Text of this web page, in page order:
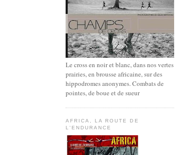
Le cross en noir et blanc, dans nos vertes
prairies, en brousse africaine, sur des
hippodromes anonymes. Combats de
pointes, de boue et de sueur
AFRICA, LA ROUTE DE
L'ENDURANCE